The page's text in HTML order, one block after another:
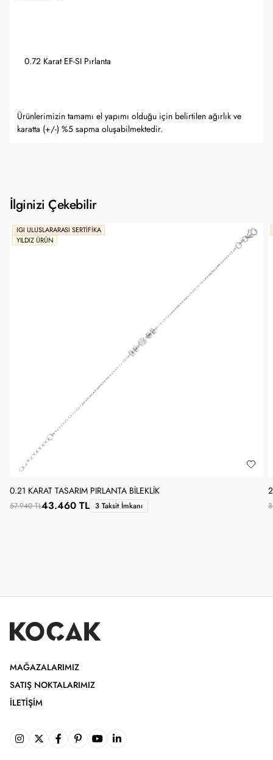
0.72 Karat EF-SI Pırlanta
Ürünlerimizin tamamı el yapımı olduğu için belirtilen ağırlık ve
karatta (+/-) %5 sapma oluşabilmektedir.
İlginizi Çekebilir
IGI ULUSLARARASI SERTIFIKA
YILDIZ ÜRÜN
0.21 KARAT TASARIM PIRLANTA BILEKLIK
57.940 TL43.460 TL 3 Taksit İmkanı
MAĞAZALARIMIZ
SATIŞ NOKTALARIMIZ
İLETIŞIM